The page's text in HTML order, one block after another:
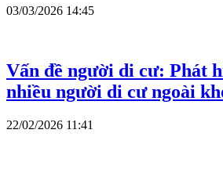
03/03/2026 14:45
Vấn đề người di cư: Phát
nhiều người di cư ngoài
22/02/2026 11:41